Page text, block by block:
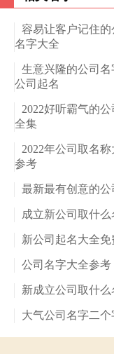
容易让客户记住的
名字大全
生意兴隆的公司
公司起名
2022好听霸气的
全集
2022年公司取名
参考
最新最有创意的
成立新公司取什
新公司起名大全
公司名字大全参
新成立公司取什
大气公司名字二